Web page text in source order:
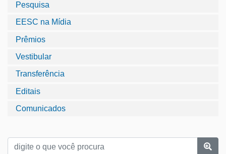
Pesquisa
EESC na Mídia
Prêmios
Vestibular
Transferência
Editais
Comunicados